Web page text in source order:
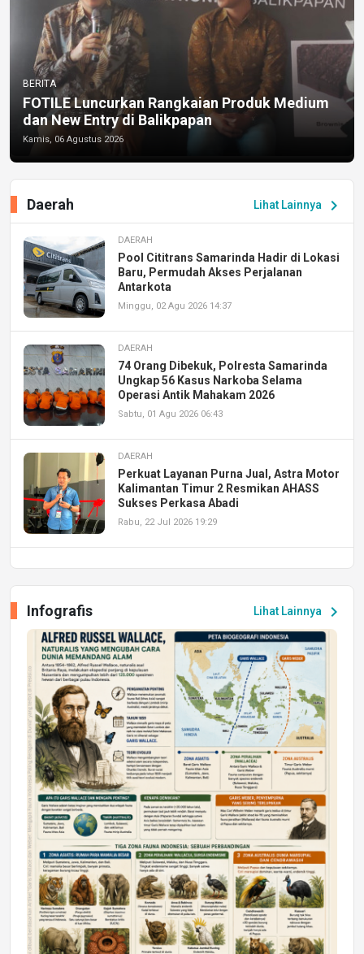
BERITA
FOTILE Luncurkan Rangkaian Produk Medium
dan New Entry di Balikpapan
Kamis, 06 Agustus 2026
Lihat Lainnya chevron_right
Daerah
DAERAH
Pool Cititrans Samarinda Hadir di Lokasi
Baru, Permudah Akses Perjalanan
Antarkota
Minggu, 02 Agu 2026 14:37
DAERAH
74 Orang Dibekuk, Polresta Samarinda
Ungkap 56 Kasus Narkoba Selama
Operasi Antik Mahakam 2026
Sabtu, 01 Agu 2026 06:43
DAERAH
Perkuat Layanan Purna Jual, Astra Motor
Kalimantan Timur 2 Resmikan AHASS
Sukses Perkasa Abadi
Rabu, 22 Jul 2026 19:29
Peluang Kerja dan Magang
Jumat, 17 Jul 2026 22:30
DAERAH
Astra Motor Kalimantan Timur 2 Dukung
Mahasiswa Samarinda dalam Astra
Honda SDGs Future Leaders 2026
Jumat, 10 Jul 2026 19:01
Lihat Lainnya chevron_right
Infografis